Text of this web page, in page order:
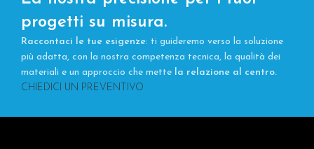
progetti su misura.
Raccontaci le tue esigenze: ti guideremo verso la soluzione
più adatta, con la nostra competenza tecnica, la qualità dei
materiali e un approccio che mette la relazione al centro.
CHIEDICI UN PREVENTIVO